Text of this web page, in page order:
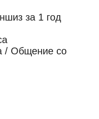
за 1 год
/ Общение со